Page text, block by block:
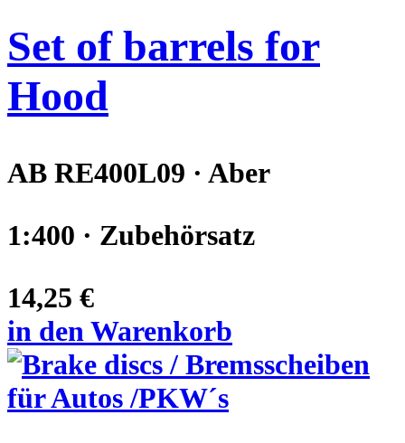
Set of barrels for
Hood
AB RE400L09 · Aber
1:400 · Zubehörsatz
14,25 €
in den Warenkorb